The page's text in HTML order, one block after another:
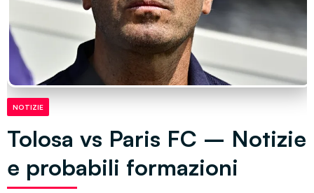
NOTIZIE
Tolosa vs Paris FC – Notizie
e probabili formazioni